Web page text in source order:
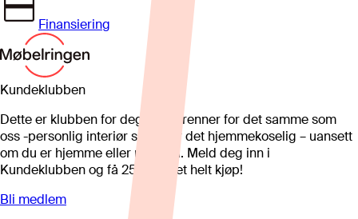
Finansiering
Kundeklubben
Dette er klubben for deg som brenner for det samme som
oss -personlig interiør som gjør det hjemmekoselig – uansett
om du er hjemme eller på hytta. Meld deg inn i
Kundeklubben og få 25%* på et helt kjøp!
Bli medlem